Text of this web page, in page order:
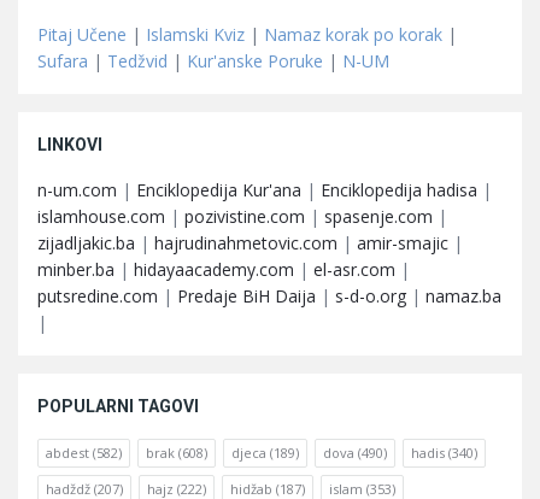
Pitaj Učene | Islamski Kviz | Namaz korak po korak |
Sufara | Tedžvid | Kur'anske Poruke | N-UM
LINKOVI
n-um.com | Enciklopedija Kur'ana | Enciklopedija hadisa |
islamhouse.com | pozivistine.com | spasenje.com |
zijadljakic.ba | hajrudinahmetovic.com | amir-smajic |
minber.ba | hidayaacademy.com | el-asr.com |
putsredine.com | Predaje BiH Daija | s-d-o.org | namaz.ba
|
POPULARNI TAGOVI
abdest (582) brak (608) djeca (189) dova (490) hadis (340)
hadždž (207) hajz (222) hidžab (187) islam (353)